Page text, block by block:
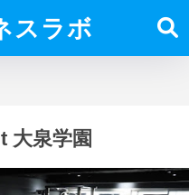
スラボ
大泉学園